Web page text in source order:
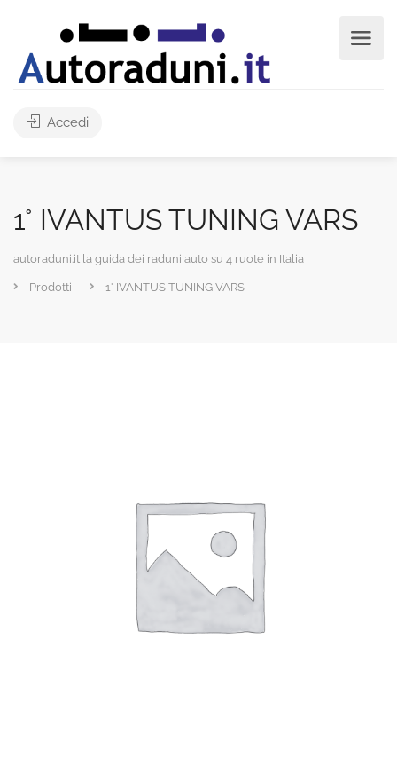
Accedi
1° IVANTUS TUNING VARS
autoraduni.it la guida dei raduni auto su 4 ruote in Italia
Prodotti 1° IVANTUS TUNING VARS